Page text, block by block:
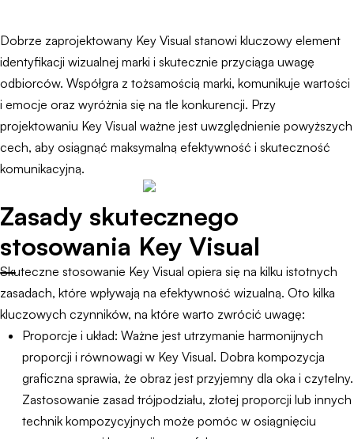
Dobrze zaprojektowany Key Visual stanowi kluczowy element
identyfikacji wizualnej marki i skutecznie przyciąga uwagę
odbiorców. Współgra z tożsamością marki, komunikuje wartości
i emocje oraz wyróżnia się na tle konkurencji. Przy
projektowaniu Key Visual ważne jest uwzględnienie powyższych
cech, aby osiągnąć maksymalną efektywność i skuteczność
komunikacyjną.
Zasady skutecznego
stosowania Key Visual
Skuteczne stosowanie Key Visual opiera się na kilku istotnych
zasadach, które wpływają na efektywność wizualną. Oto kilka
kluczowych czynników, na które warto zwrócić uwagę:
Proporcje i układ: Ważne jest utrzymanie harmonijnych
proporcji i równowagi w Key Visual. Dobra kompozycja
graficzna sprawia, że obraz jest przyjemny dla oka i czytelny.
Zastosowanie zasad trójpodziału, złotej proporcji lub innych
technik kompozycyjnych może pomóc w osiągnięciu